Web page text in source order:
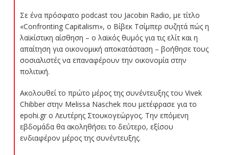
Σε ένα πρόσφατο podcast του Jacobin Radio, με τίτλο
«Confronting Capitalism», ο Βίβεκ Τσίμπερ συζητά πώς η
λαϊκίστικη αίσθηση – ο λαϊκός θυμός για τις ελίτ και η
απαίτηση για οικονομική αποκατάσταση – βοήθησε τους
σοσιαλιστές να επαναφέρουν την οικονομία στην
πολιτική.
Ακολουθεί το πρώτο μέρος της συνέντευξης του Vivek
Chibber στην Melissa Naschek που μετέφρασε για το
epohi.gr ο Λευτέρης Στουκογεώργος. Την επόμενη
εβδομάδα θα ακοληθήσει το δεύτερο, εξίσου
ενδιαφέρον μέρος της συνέντευξης.